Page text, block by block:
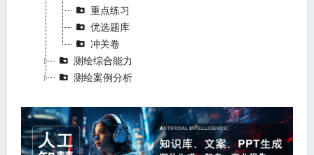
重点练习
优选题库
冲关卷
测绘综合能力
测绘案例分析